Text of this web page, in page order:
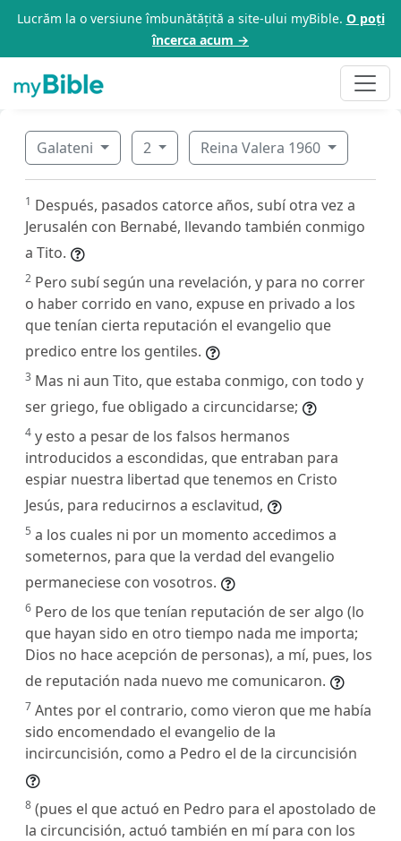
Lucrăm la o versiune îmbunătățită a site-ului myBible. O poți
încerca acum →
Galateni 2 Reina Valera 1960
1 Después, pasados catorce años, subí otra vez a
Jerusalén con Bernabé, llevando también conmigo
a Tito.
2 Pero subí según una revelación, y para no correr
o haber corrido en vano, expuse en privado a los
que tenían cierta reputación el evangelio que
predico entre los gentiles.
3 Mas ni aun Tito, que estaba conmigo, con todo y
ser griego, fue obligado a circuncidarse;
4 y esto a pesar de los falsos hermanos
introducidos a escondidas, que entraban para
espiar nuestra libertad que tenemos en Cristo
Jesús, para reducirnos a esclavitud,
5 a los cuales ni por un momento accedimos a
someternos, para que la verdad del evangelio
permaneciese con vosotros.
6 Pero de los que tenían reputación de ser algo (lo
que hayan sido en otro tiempo nada me importa;
Dios no hace acepción de personas), a mí, pues, los
de reputación nada nuevo me comunicaron.
7 Antes por el contrario, como vieron que me había
sido encomendado el evangelio de la
incircuncisión, como a Pedro el de la circuncisión
8 (pues el que actuó en Pedro para el apostolado de
la circuncisión, actuó también en mí para con los